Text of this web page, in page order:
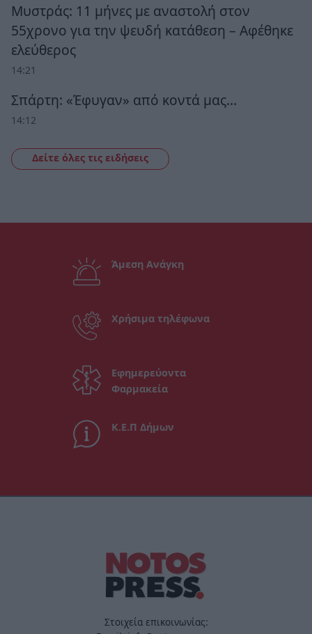
Μυστράς: 11 μήνες με αναστολή στον
55χρονο για την ψευδή κατάθεση – Αφέθηκε
ελεύθερος
14:21
Σπάρτη: «Έφυγαν» από κοντά μας…
14:12
Δείτε όλες τις ειδήσεις
Άμεση Ανάγκη
Χρήσιμα τηλέφωνα
Εφημερεύοντα
Φαρμακεία
Κ.Ε.Π Δήμων
Στοιχεία επικοινωνίας: